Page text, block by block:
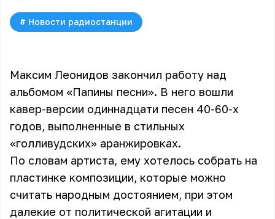
# Новости радиостанции
Максим Леонидов закончил работу над
альбомом «Папины песни». В него вошли
кавер-версии одиннадцати песен 40-60-х
годов, выполненные в стильных
«голливудских» аранжировках.
По словам артиста, ему хотелось собрать на
пластинке композиции, которые можно
считать народным достоянием, при этом
далекие от политической агитации и